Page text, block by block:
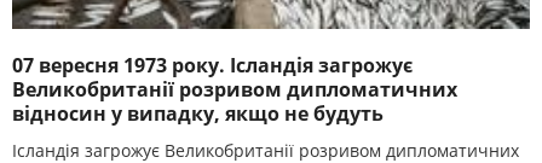
07 вересня 1973 року. Ісландія загрожує
Великобританії розривом дипломатичних
відносин у випадку, якщо не будуть
Ісландія загрожує Великобританії розривом дипломатичних